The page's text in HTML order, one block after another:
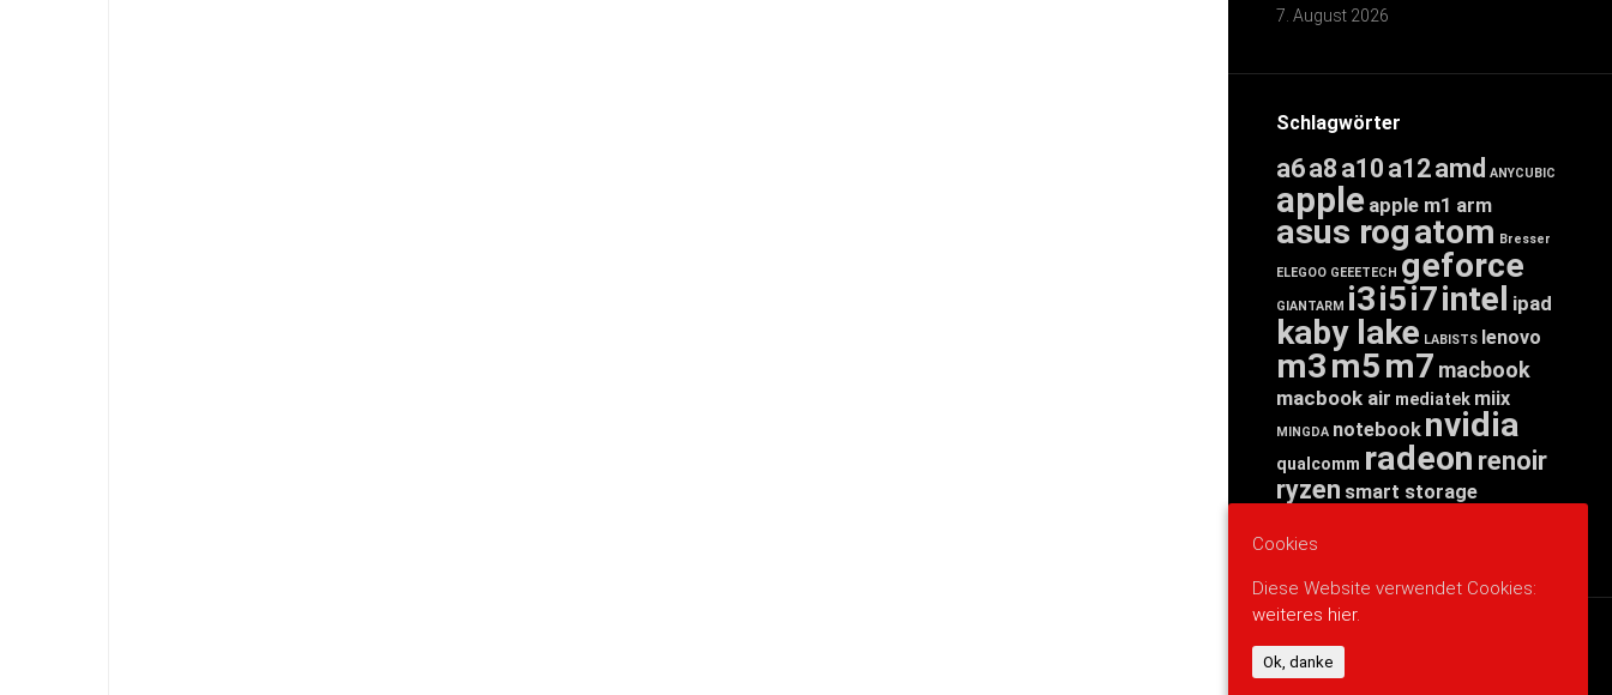
7. August 2026
Schlagwörter
a6a8 a10 a12amd ANYCUBIC
apple apple m1 arm
asus rogatom Bresser
ELEGOO GEEETECH geforce
GIANTARM i3i5i7intel ipad
kaby lake LABISTS lenovo
m3m5m7 macbook
macbook air mediatek miix
MINGDA notebook nvidia
qualcomm radeon renoir
ryzen smart storage
threadripper
WERBUNG
Cookies
Diese Website verwendet Cookies:
weiteres hier.
Ok, danke